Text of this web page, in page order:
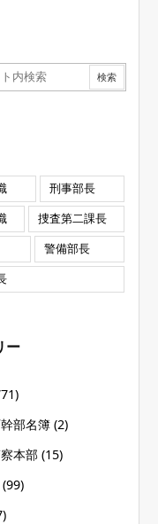
刑事部長
捜査第二課長
警備部長
ー
部名簿 (2)
本部 (15)
(99)